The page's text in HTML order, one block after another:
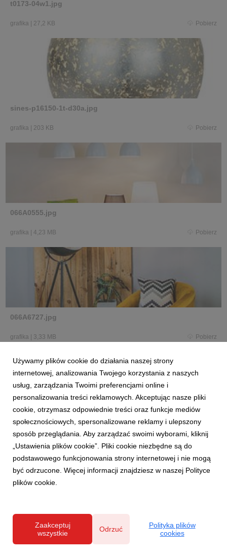
t0173-04w1.jpg
grafika 27,2 KB Pobierz
sines-p16150-1t-d30a.jpg
grafika 203 KB Pobierz
066A0555.jpg
grafika 4,23 MB Pobierz
066A6727.jpg
grafika 3,33 MB Pobierz
066A6969.jpg
Używamy plików cookie do działania naszej strony
internetowej, analizowania Twojego korzystania z naszych
usług, zarządzania Twoimi preferencjami online i
personalizowania treści reklamowych. Akceptując nasze pliki
cookie, otrzymasz odpowiednie treści oraz funkcje mediów
społecznościowych, spersonalizowane reklamy i ulepszony
sposób przeglądania. Aby zarządzać swoimi wyborami, kliknij
„Ustawienia plików cookie”. Pliki cookie niezbędne są do
podstawowego funkcjonowania strony internetowej i nie mogą
być odrzucone. Więcej informacji znajdziesz w naszej Polityce
plików cookie.
Zaakceptuj
wszystkie
Odrzuć
Polityka plików
cookies